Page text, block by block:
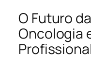
O Futuro
Oncologia